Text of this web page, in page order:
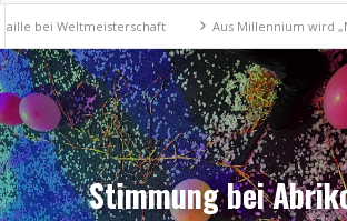
Aus Millennium wird „MariShe“
Stimmung bei